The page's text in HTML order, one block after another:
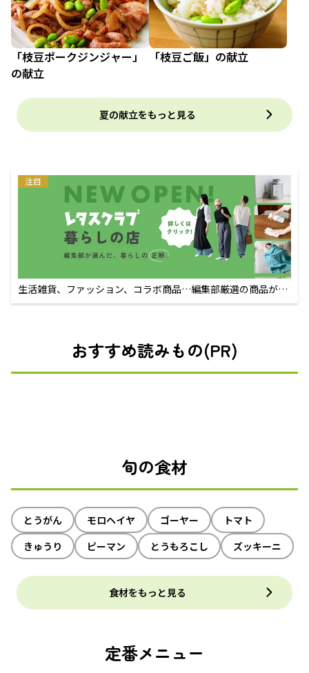
「枝豆ポークジンジャー」
の献立
「枝豆ご飯」の献立
夏の献立をもっと見る
注目
生活雑貨、ファッション、コラボ商品…編集部厳選の商品が買
えるECサイト
おすすめ読みもの(PR)
旬の食材
とうがん モロヘイヤ ゴーヤー
トマト
きゅうり
ピーマン とうもろこし ズッキーニ
食材をもっと見る
定番メニュー